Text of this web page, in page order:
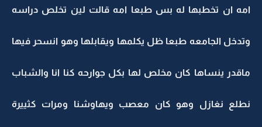
امه ان تخطبها له بس طبعا امه قالت لين تخلص دراسه
وتدخل الجامعه طبعا ظل يكلمها ويقابلها وهو انسحر فيها
ماقدر ينساها كان مخلص لها بكل جوارحه كنا انا والشباب
نطلع نغازل وهو كان معصب ويهاوشنا ومرات كثييرة